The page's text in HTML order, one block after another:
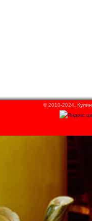
© 2010-2024.